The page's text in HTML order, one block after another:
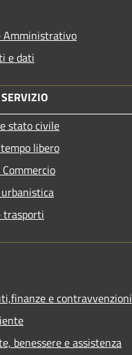
Amministrativo
e dati
stato civile
libero
trasporti
e contravvenzioni
benessere e assistenza